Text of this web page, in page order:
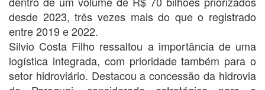
desde 2023, três vezes mais do que o registrado
entre 2019 e 2022.
Silvio Costa Filho ressaltou a importância de uma
logística integrada, com prioridade também para o
setor hidroviário. Destacou a concessão da hidrovia